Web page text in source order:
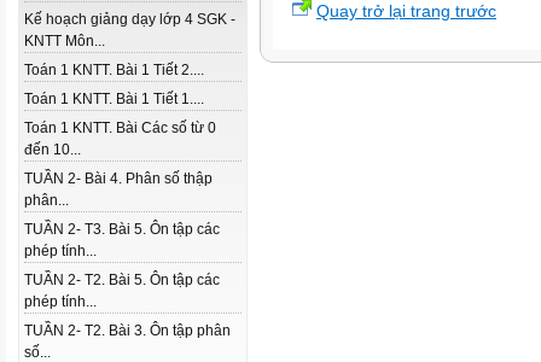
Kế hoạch giảng dạy lớp 4 SGK -
KNTT Môn...
Toán 1 KNTT. Bài 1 Tiết 2....
Toán 1 KNTT. Bài 1 Tiết 1....
Toán 1 KNTT. Bài Các số từ 0
đến 10...
TUẦN 2- Bài 4. Phân số thập
phân...
TUẦN 2- T3. Bài 5. Ôn tập các
phép tính...
TUẦN 2- T2. Bài 5. Ôn tập các
phép tính...
TUẦN 2- T2. Bài 3. Ôn tập phân
số...
Quay trở lại trang trước